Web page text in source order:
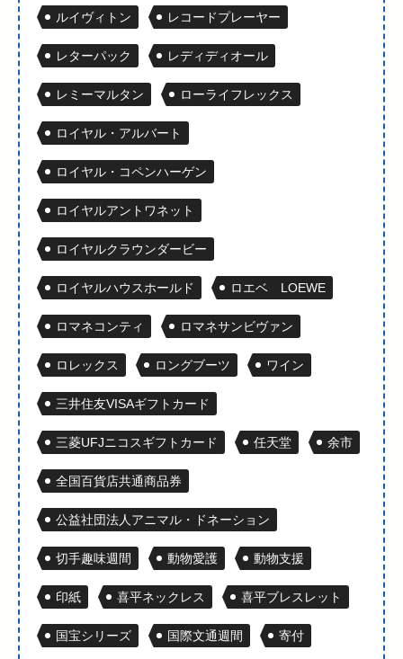
ルイヴィトン レコードプレーヤー
レターパック レディディオール
レミーマルタン ローライフレックス
ロイヤル・アルバート
ロイヤル・コペンハーゲン
ロイヤルアントワネット
ロイヤルクラウンダービー
ロイヤルハウスホールド ロエベ LOEWE
ロマネコンティ ロマネサンビヴァン
ロレックス ロングブーツ ワイン
三井住友VISAギフトカード
三菱UFJニコスギフトカード 任天堂 余市
全国百貨店共通商品券
公益社団法人アニマル・ドネーション
切手趣味週間 動物愛護 動物支援
印紙 喜平ネックレス 喜平ブレスレット
国宝シリーズ 国際文通週間 寄付